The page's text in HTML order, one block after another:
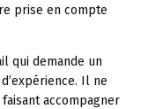
prise en compte
qui demande un
Il ne
accompagner